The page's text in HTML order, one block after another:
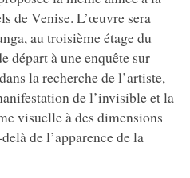
de Venise. L’œuvre sera
au troisième étage du
départ à une enquête sur
la recherche de l’artiste,
de l’invisible et la
visuelle à des dimensions
de l’apparence de la